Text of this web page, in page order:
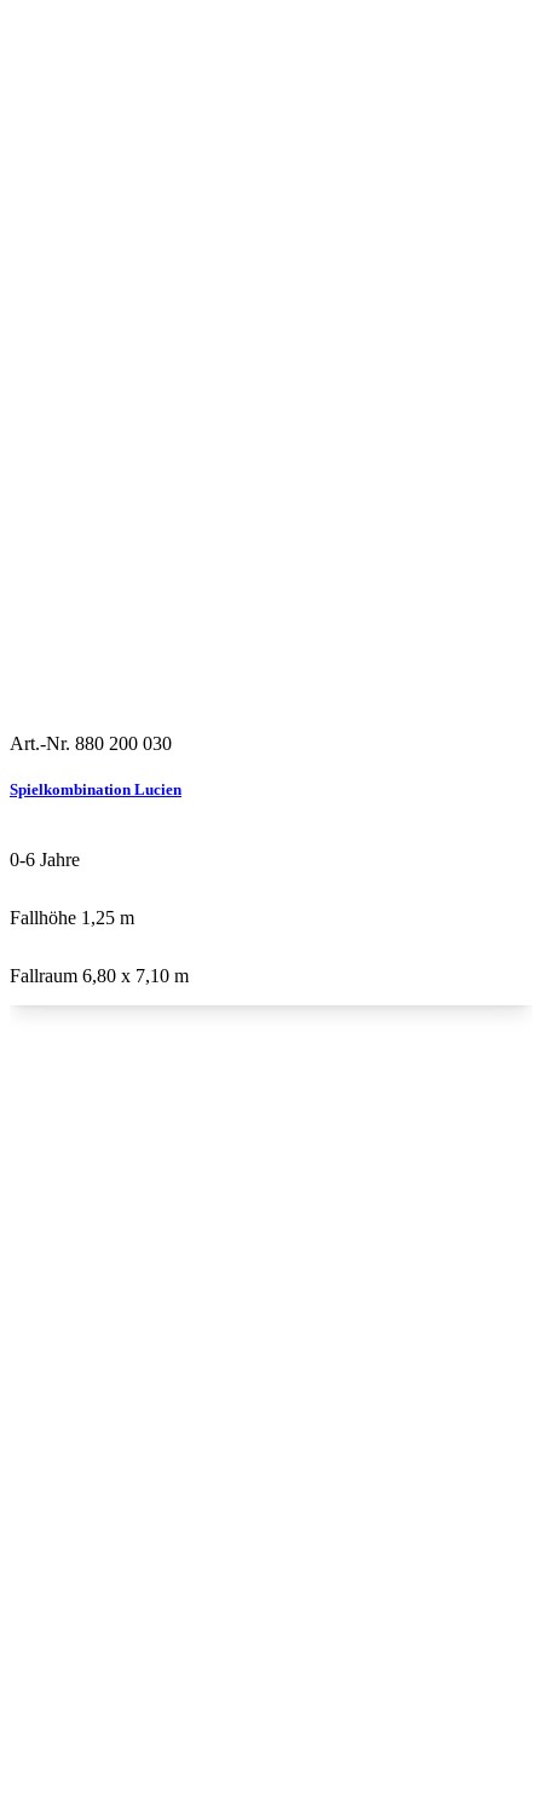
Douglasie U3
Art.-Nr. 880 200 030
Spielkombination Lucien
0-6 Jahre
Fallhöhe 1,25 m
Fallraum 6,80 x 7,10 m